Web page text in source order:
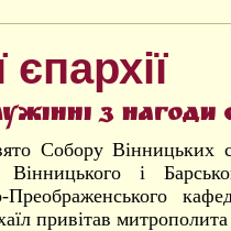
з нагоди
Собору
і
привітав